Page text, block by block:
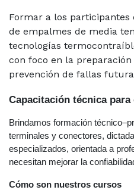
Formar a los
de empalmes de media
tecnologías
con foco en la
prevención de fallas
Capacitación técnica
Brindamos formación
terminales y conectores,
especializados, orientada a
necesitan mejorar la
Cómo son nuestros cursos